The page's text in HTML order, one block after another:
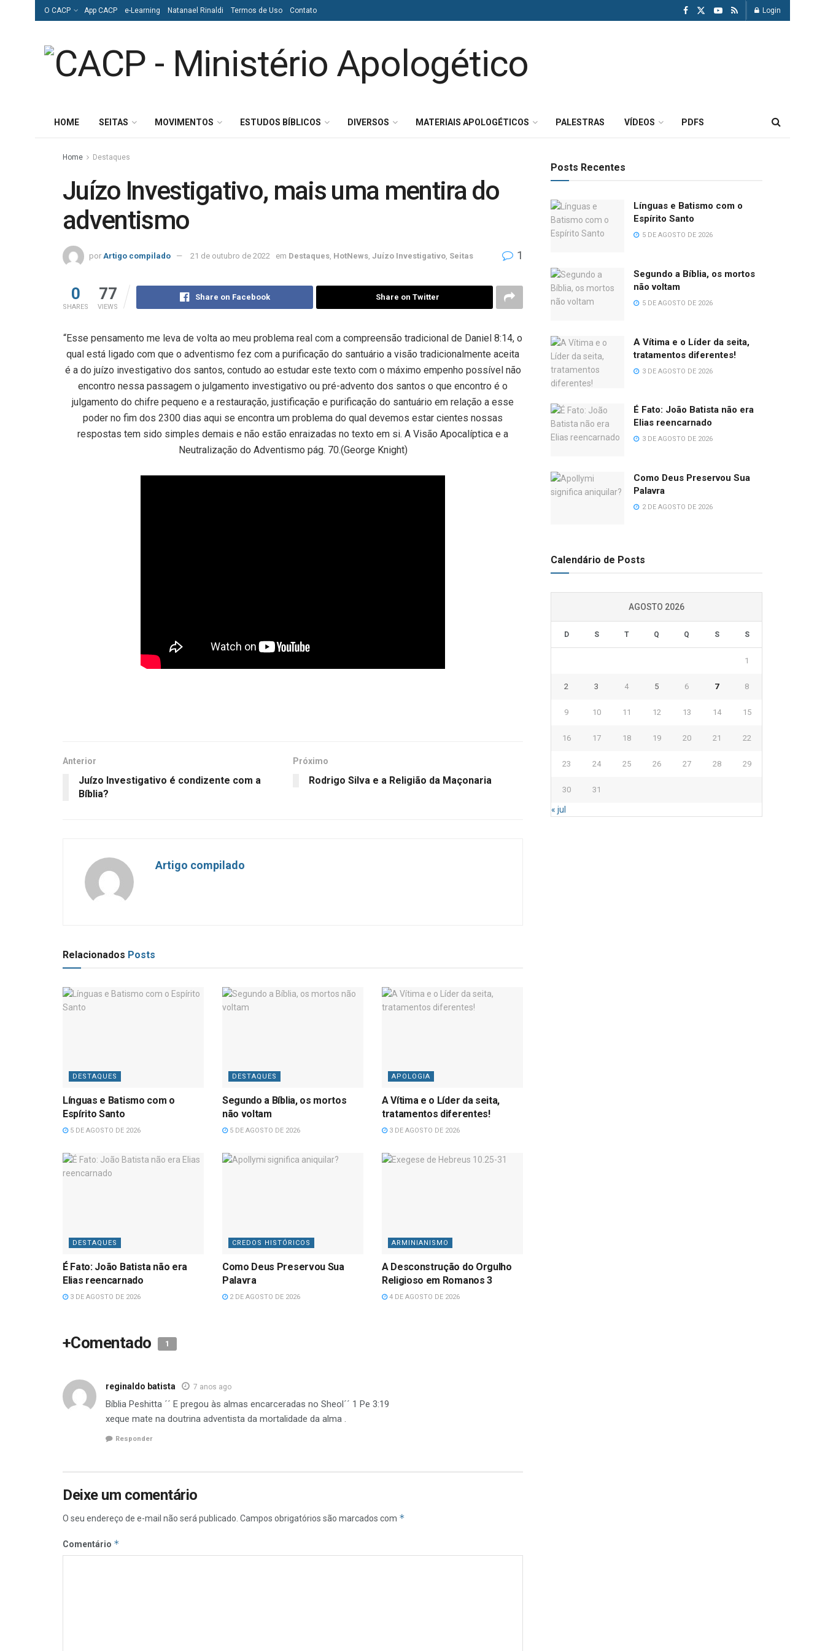
O CACP App CACP e-Learning Natanael Rinaldi Termos de Uso Contato Login
HOME SEITAS MOVIMENTOS ESTUDOS BÍBLICOS DIVERSOS MATERIAIS APOLOGÉTICOS PALESTRAS VÍDEOS PDFS
Home Destaques
Juízo Investigativo, mais uma mentira do
adventismo
por Artigo compilado 21 de outubro de 2022 em Destaques HotNews Juízo Investigativo Seitas 1
0
SHARES
77
VIEWS
Share on Facebook Share on Twitter
“Esse pensamento me leva de volta ao meu problema real com a compreensão tradicional de Daniel 8:14, o
qual está ligado com que o adventismo fez com a purificação do santuário a visão tradicionalmente aceita
é a do juízo investigativo dos santos, contudo ao estudar este texto com o máximo empenho possível não
encontro nessa passagem o julgamento investigativo ou pré-advento dos santos o que encontro é o
julgamento do chifre pequeno e a restauração, justificação e purificação do santuário em relação a esse
poder no fim dos 2300 dias aqui se encontra um problema do qual devemos estar cientes nossas
respostas tem sido simples demais e não estão enraizadas no texto em si. A Visão Apocalíptica e a
Neutralização do Adventismo pág. 70.(George Knight)
Anterior
Juízo Investigativo é condizente com a
Bíblia?
Próximo
Rodrigo Silva e a Religião da Maçonaria
Artigo compilado
Relacionados Posts
DESTAQUES
Línguas e Batismo com o
Espírito Santo
5 DE AGOSTO DE 2026
DESTAQUES
Segundo a Bíblia, os mortos
não voltam
5 DE AGOSTO DE 2026
APOLOGIA
A Vítima e o Líder da seita,
tratamentos diferentes!
3 DE AGOSTO DE 2026
DESTAQUES
É Fato: João Batista não era
Elias reencarnado
3 DE AGOSTO DE 2026
CREDOS HISTÓRICOS
Como Deus Preservou Sua
Palavra
2 DE AGOSTO DE 2026
ARMINIANISMO
A Desconstrução do Orgulho
Religioso em Romanos 3
4 DE AGOSTO DE 2026
+Comentado 1
reginaldo batista 7 anos ago
Bíblia Peshitta ´´ E pregou às almas encarceradas no Sheol´´ 1 Pe 3:19
xeque mate na doutrina adventista da mortalidade da alma .
Responder
Deixe um comentário
O seu endereço de e-mail não será publicado. Campos obrigatórios são marcados com *
Comentário *
Posts Recentes
Línguas e Batismo com o
Espírito Santo
5 DE AGOSTO DE 2026
Segundo a Bíblia, os mortos
não voltam
5 DE AGOSTO DE 2026
A Vítima e o Líder da seita,
tratamentos diferentes!
3 DE AGOSTO DE 2026
É Fato: João Batista não era
Elias reencarnado
3 DE AGOSTO DE 2026
Como Deus Preservou Sua
Palavra
2 DE AGOSTO DE 2026
Calendário de Posts
AGOSTO 2026
D S T Q Q S S
1
2 3 4 5 6 7 8
9 10 11 12 13 14 15
16 17 18 19 20 21 22
23 24 25 26 27 28 29
30 31
« jul